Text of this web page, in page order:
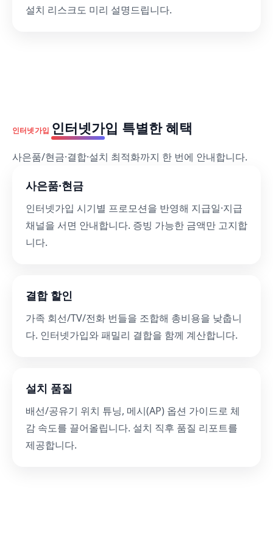
설치 리스크도 미리 설명드립니다.
인터넷가입 인터넷가입 특별한 혜택
사은품/현금·결합·설치 최적화까지 한 번에 안내합니다.
사은품·현금
인터넷가입 시기별 프로모션을 반영해 지급일·지급
채널을 서면 안내합니다. 증빙 가능한 금액만 고지합
니다.
결합 할인
가족 회선/TV/전화 번들을 조합해 총비용을 낮춥니
다. 인터넷가입와 패밀리 결합을 함께 계산합니다.
설치 품질
배선/공유기 위치 튜닝, 메시(AP) 옵션 가이드로 체
감 속도를 끌어올립니다. 설치 직후 품질 리포트를
제공합니다.